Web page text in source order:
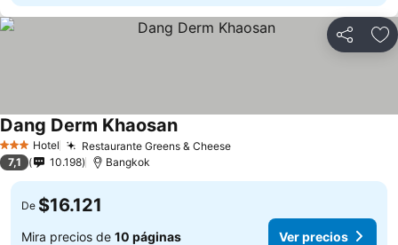
Compartir
3 Estrellas
Hotel Restaurante Greens & Cheese
Dang Derm Khaosan
7,1 10.198 Bangkok
De $16.121
Mira precios de 10 páginas Ver precios